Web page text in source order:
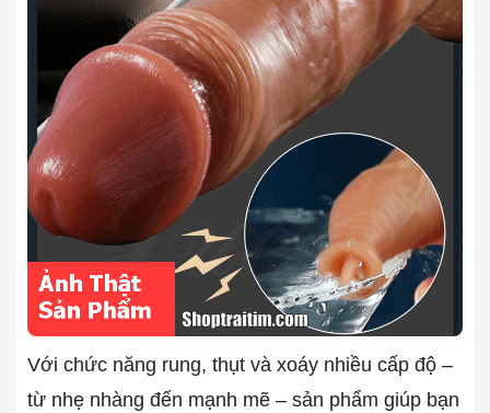
Với chức năng rung, thụt và xoáy nhiều cấp độ –
từ nhẹ nhàng đến mạnh mẽ – sản phẩm giúp bạn